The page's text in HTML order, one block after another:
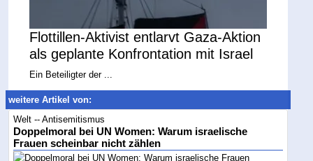
Flottillen-Aktivist entlarvt Gaza-Aktion
als geplante Konfrontation mit Israel
Ein Beteiligter der ...
weitere Artikel von:
Welt -- Antisemitismus
Doppelmoral bei UN Women: Warum israelische
Frauen scheinbar nicht zählen